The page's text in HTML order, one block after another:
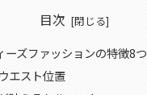
目次
ーズファッションの特徴8つ
エスト位置